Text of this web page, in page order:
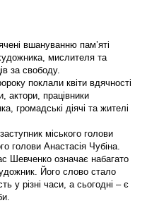
вшануванню пам’яті
мислителя та
за свободу.
поклали квіти вдячності
актори, працівники
громадські діячі та жителі
міського голови
голови Анастасія Чубіна.
Шевченко означає набагато
Його слово стало
у різні часи, а сьогодні – є